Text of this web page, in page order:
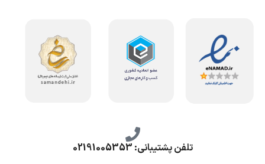
تلفن پشتیبانی: 02191005353